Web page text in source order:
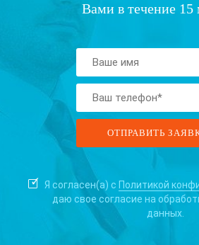
Вами в течение 15
Я согласен(а) с Политикой
даю свое согласие на
данных.